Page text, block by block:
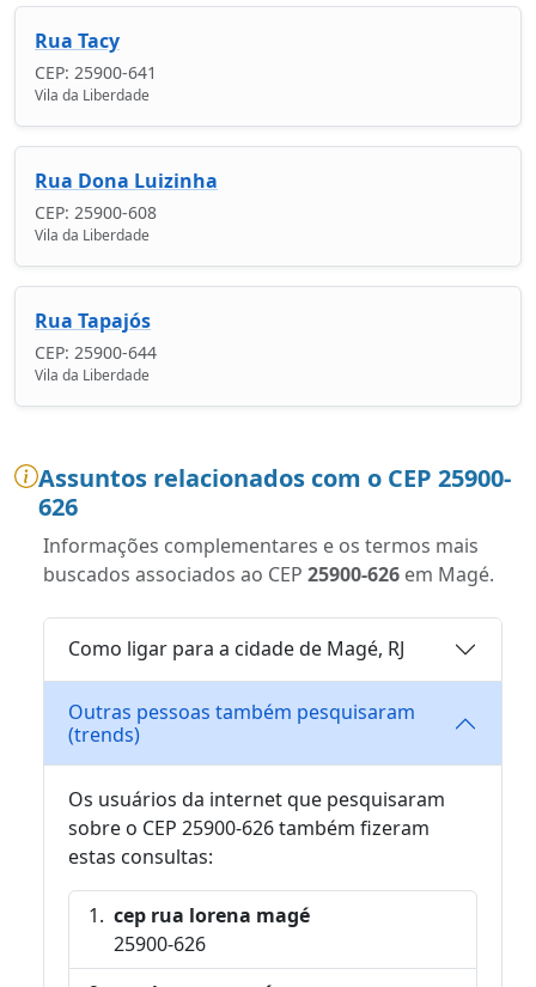
Rua Tacy
CEP: 25900-641
Vila da Liberdade
Rua Dona Luizinha
CEP: 25900-608
Vila da Liberdade
Rua Tapajós
CEP: 25900-644
Vila da Liberdade
Assuntos relacionados com o CEP 25900-
626
Informações complementares e os termos mais
buscados associados ao CEP 25900-626 em Magé.
Como ligar para a cidade de Magé, RJ
Outras pessoas também pesquisaram
(trends)
Os usuários da internet que pesquisaram
sobre o CEP 25900-626 também fizeram
estas consultas:
cep rua lorena magé
25900-626